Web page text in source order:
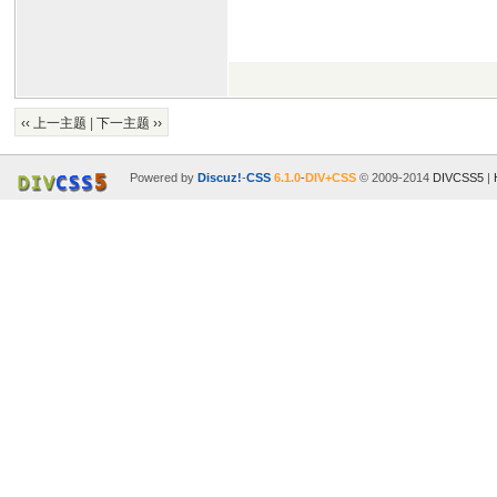
‹‹ 上一主题 |下一主题 ››
Powered byDiscuz!-CSS 6.1.0-DIV+CSS © 2009-2014 DIVCSS5 |